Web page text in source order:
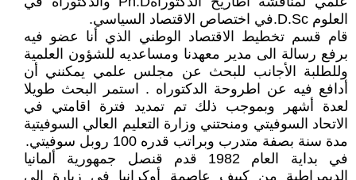
العلوم D.Sc.في اختصاص الاقتصاد السياسي.
قام قسم تخطيط الاقتصاد الوطني الذي أنا عضو فيه
برفع رسالة الى مدير معهدنا ومساعديه للشؤون العلمية
وللطلبة الأجانب للبحث عن مجلس علمي يمكنني أن
أدافع فيه عن اطروحة الدكتوراه . استمر البحث طويلا
لعدة أشهر وبموجب ذلك تم تمديد فترة اقامتي في
الاتحاد السوفيتي ومنحتني وزارة التعليم العالي السوفيتية
مدة سنة بصفة متدرب وبراتب قدره 100 روبل سوفيتي.
في بداية العام 1982 قدم قنصل جمهورية ألمانيا
الديمراطية من كييف عاصمة أوكرانيا في زيارة الى